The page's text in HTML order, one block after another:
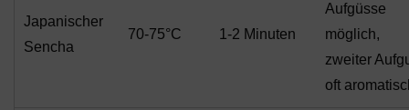
Japanischer
Sencha
70-75°C 1-2 Minuten
Aufgüsse
möglich,
zweiter
oft